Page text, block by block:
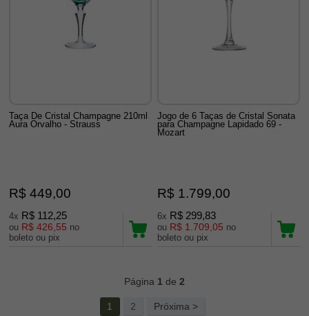
Taça De Cristal Champagne 210ml
Aura Orvalho - Strauss
R$ 449,00
4x R$ 112,25
ou R$ 426,55 no
boleto ou pix
Jogo de 6 Taças de Cristal Sonata
para Champagne Lapidado 69 -
Mozart
R$ 1.799,00
6x R$ 299,83
ou R$ 1.709,05 no
boleto ou pix
Página 1 de 2
1 2 Próxima >